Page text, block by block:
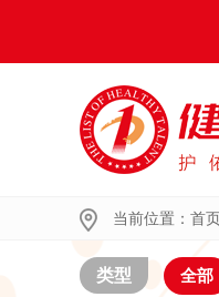
当前位置： 首页
类型 全部